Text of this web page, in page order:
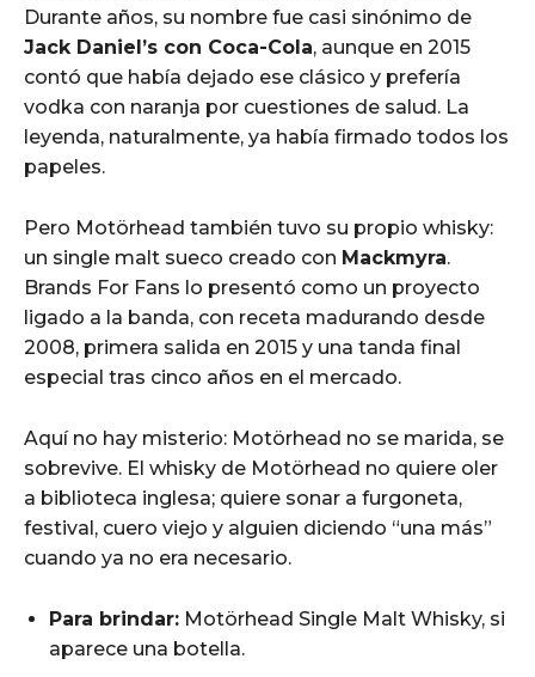
Durante años, su nombre fue casi sinónimo de
Jack Daniel’s con Coca-Cola, aunque en 2015
contó que había dejado ese clásico y prefería
vodka con naranja por cuestiones de salud. La
leyenda, naturalmente, ya había firmado todos los
papeles.
Pero Motörhead también tuvo su propio whisky:
un single malt sueco creado con Mackmyra.
Brands For Fans lo presentó como un proyecto
ligado a la banda, con receta madurando desde
2008, primera salida en 2015 y una tanda final
especial tras cinco años en el mercado.
Aquí no hay misterio: Motörhead no se marida, se
sobrevive. El whisky de Motörhead no quiere oler
a biblioteca inglesa; quiere sonar a furgoneta,
festival, cuero viejo y alguien diciendo “una más”
cuando ya no era necesario.
Para brindar: Motörhead Single Malt Whisky, si
aparece una botella.